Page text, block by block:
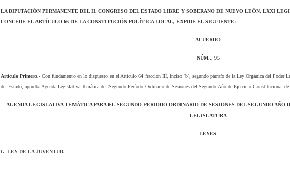
LA DIPUTACIÓN PERMANENTE DEL H. CONGRESO DEL ESTADO LIBRE Y SOBERANO DE NUEVO LEÓN, LXXI
CONCEDE EL ARTÍCULO 66 DE LA CONSTITUCIÓN POLÍTICA LOCAL, EXPIDE EL SIGUIENTE:
ACUERDO
NÚM... 95
Artículo Primero.- Con fundamento en lo dispuesto en el Artículo 64 fracción III, inciso ´b´, segundo párrafo de la Ley Orgánica del
del Estado, aprueba Agenda Legislativa Temática del Segundo Período Ordinario de Sesiones del Segundo Año de Ejercicio Constitucional
AGENDA LEGISLATIVA TEMÁTICA PARA EL SEGUNDO PERIODO ORDINARIO DE SESIONES DEL SEGUNDO AÑO
LEGISLATURA
LEYES
I.- LEY DE LA JUVENTUD.